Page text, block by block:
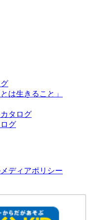
は生きること」
タログ
グ
ディアポリシー